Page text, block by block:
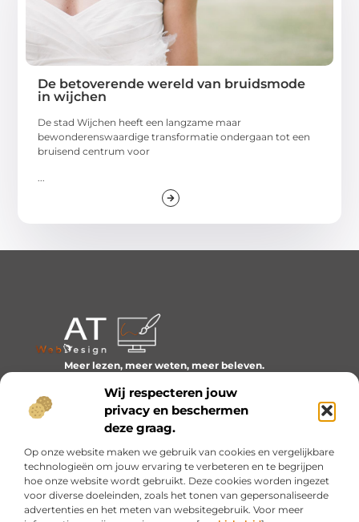
Wij respecteren jouw
privacy en beschermen
deze graag.
Op onze website maken we gebruik van cookies en vergelijkbare
technologieën om jouw ervaring te verbeteren en te begrijpen
hoe onze website wordt gebruikt. Deze cookies worden ingezet
voor diverse doeleinden, zoals het tonen van gepersonaliseerde
advertenties en het meten van websitegebruik. Voor meer
De betoverende wereld van bruidsmode
in wijchen
De stad Wijchen heeft een langzame maar
bewonderenswaardige transformatie ondergaan tot een
bruisend centrum voor
Meer lezen, meer weten, meer beleven.
het dagelijks leven boeiend maakt.
Bericht categorie
Onze informatie